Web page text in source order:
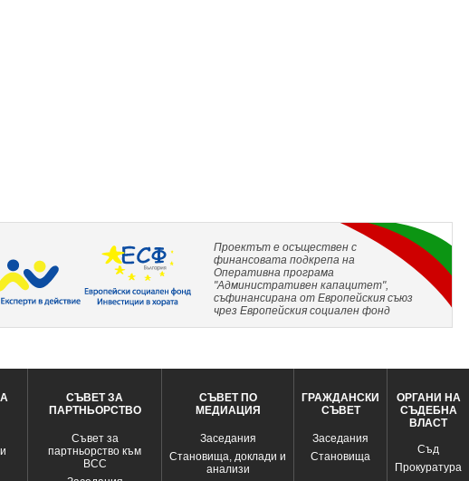
Проектът е осъществен с
финансовата подкрепа на
Оперативна програма
"Административен капацитет",
съфинансирана от Европейския съюз
чрез Европейския социален фонд
СЪВЕТ ЗА
ПАРТНЬОРСТВО
Съвет за
партньорство към
ВСС
СЪВЕТ ПО
МЕДИАЦИЯ
Заседания
Становища, доклади и
анализи
ГРАЖДАНСКИ
СЪВЕТ
Заседания
Становища
ОРГАНИ НА
СЪДЕБНА
ВЛАСТ
Съд
Прокуратура